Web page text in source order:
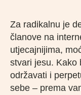
Za radikalnu je
članove na
utjecajnijima,
stvari jesu. Kako
održavati i
sebe – prema